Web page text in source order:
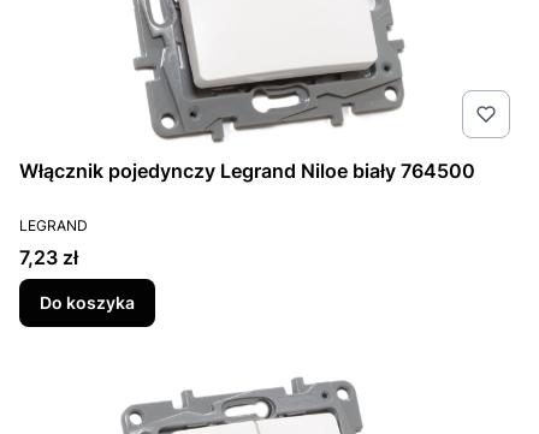
Włącznik pojedynczy Legrand Niloe biały 764500
PRODUCENT
LEGRAND
Cena
7,23 zł
Do koszyka